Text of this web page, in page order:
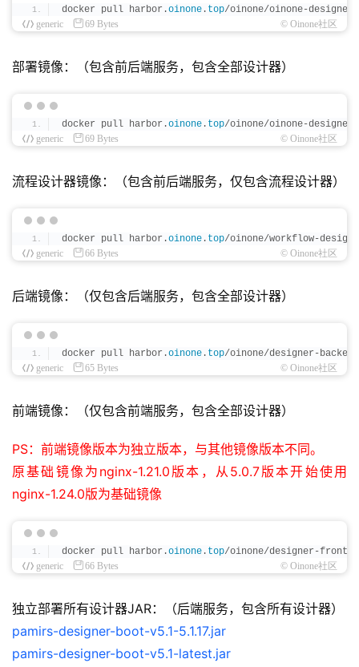
docker pull harbor.oinone . top/oinone/oinone-
generic
69 Bytes © Oinone社区
部署镜像：（包含前后端服务，包含全部设计器）
docker pull harbor.oinone . top/oinone/oinone-
generic
69 Bytes © Oinone社区
流程设计器镜像：（包含前后端服务，仅包含流程设计器）
docker pull harbor.oinone . top/oinone/workflow-
generic
66 Bytes © Oinone社区
后端镜像：（仅包含后端服务，包含全部设计器）
docker pull harbor.oinone . top/oinone/designer-
generic
65 Bytes © Oinone社区
前端镜像：（仅包含前端服务，包含全部设计器）
PS：前端镜像版本为独立版本，与其他镜像版本不同。
原基础镜像为nginx-1.21.0版本，从5.0.7版本开始使用
nginx-1.24.0版为基础镜像
docker pull harbor.oinone . top/oinone/designer-
generic
66 Bytes © Oinone社区
独立部署所有设计器JAR：（后端服务，包含所有设计器）
pamirs-designer-boot-v5.1-5.1.17.jar
pamirs-designer-boot-v5.1-latest.jar